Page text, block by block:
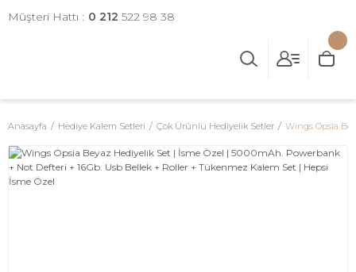
Müşteri Hattı : 0 212 522 98 38
Anasayfa Hediye Kalem Setleri Çok Ürünlü Hediyelik Setler Wings Opsia